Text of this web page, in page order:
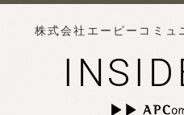
株式会社エーピーコミュ